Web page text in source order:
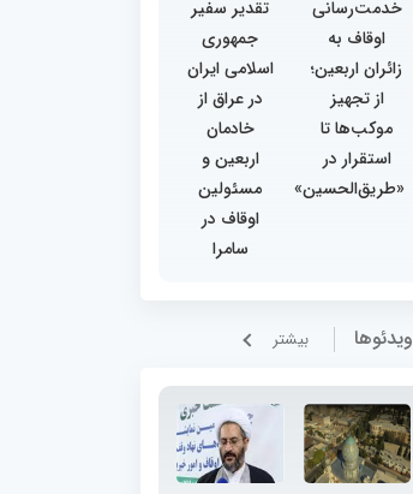
خدمت‌رسانی
اوقاف به
زائران اربعین؛
از تجهیز
موکب‌ها تا
استقرار در
«طریق‌الحسین»
تقدیر سفیر
جمهوری
اسلامی ایران
در عراق از
خادمان
اربعین و
مسئولین
اوقاف در
سامرا
ویدئوها بيشتر